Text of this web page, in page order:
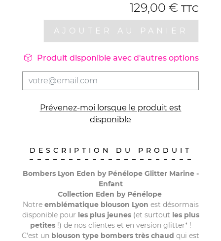
129,00 € TTC
AJOUTER AU PANIER
 Produit disponible avec d'autres options
Prévenez-moi lorsque le produit est
disponible
DESCRIPTION DU PRODUIT
Bombers Lyon Eden by Pénélope Glitter Marine -
Enfant
Collection Eden by Pénélope
Notre emblématique blouson Lyon est désormais
disponible pour les plus jeunes(et surtout les plus
petites!) de nos clientes et en version glitter* !
C'est un blouson type bombers très chaud qui est